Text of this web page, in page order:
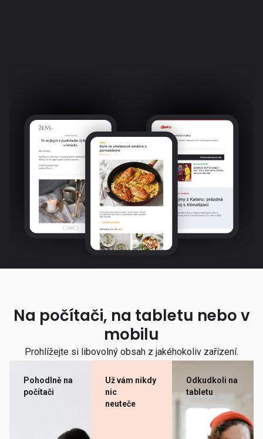
Na počítači, na tabletu nebo v
mobilu
Prohlížejte si libovolný obsah z jakéhokoliv zařízení.
Pohodlně na
počítači
Už vám nikdy
nic
neuteče
Odkudkoli na
tabletu